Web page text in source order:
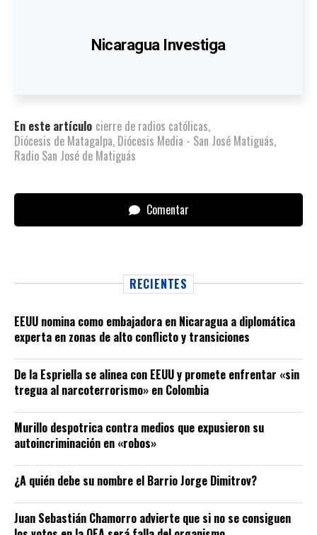
Nicaragua Investiga
En este artículo cierre de radios católicas,
Diócesis de Matagalpa, Diócesis Media - San José Matiguás,
Radio San José de Matiguás
Comentar
RECIENTES
EEUU nomina como embajadora en Nicaragua a diplomática
experta en zonas de alto conflicto y transiciones
De la Espriella se alinea con EEUU y promete enfrentar «sin
tregua al narcoterrorismo» en Colombia
Murillo despotrica contra medios que expusieron su
autoincriminación en «robos»
¿A quién debe su nombre el Barrio Jorge Dimitrov?
Juan Sebastián Chamorro advierte que si no se consiguen